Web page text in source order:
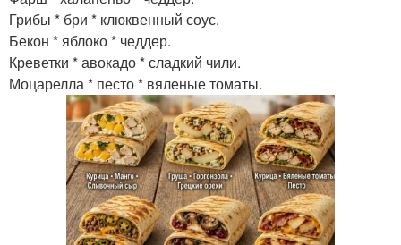
Грибы * бри * клюквенный соус.
Бекон * яблоко * чеддер.
Креветки * авокадо * сладкий чили.
Моцарелла * песто * вяленые томаты.